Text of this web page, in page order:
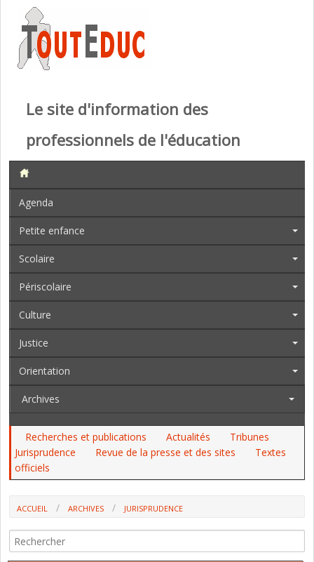
Le site d'information des
professionnels de l'éducation
Agenda
Petite enfance
Scolaire
Périscolaire
Culture
Justice
Orientation
Archives
Recherches et publications Actualités
Tribunes
Jurisprudence
Revue de la presse et des sites
Textes
officiels
ACCUEIL ARCHIVES
JURISPRUDENCE
COMMUNES : QUELLES SONT LES RÈGLES ? (CAA DE NANCY-METZ)